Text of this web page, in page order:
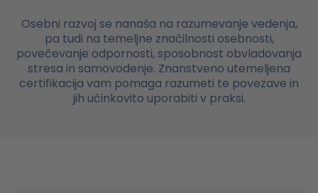
Osebni razvoj se nanaša na razumevanje vedenja,
pa tudi na temeljne značilnosti osebnosti,
povečevanje odpornosti, sposobnost obvladovanja
stresa in samovodenje. Znanstveno utemeljena
certifikacija vam pomaga razumeti te povezave in
jih učinkovito uporabiti v praksi.